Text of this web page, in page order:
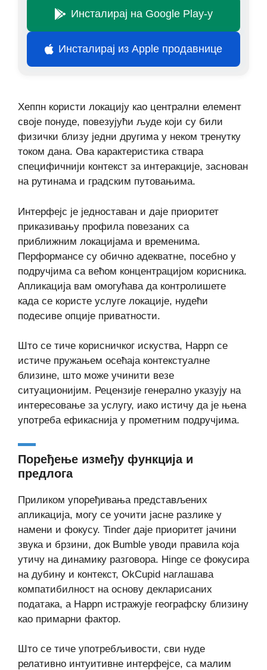
Инсталирај на Google Play-у
Инсталирај из Apple продавнице
Хеппн користи локацију као централни елемент
своје понуде, повезујући људе који су били
физички близу једни другима у неком тренутку
током дана. Ова карактеристика ствара
специфичнији контекст за интеракције, заснован
на рутинама и градским путовањима.
Интерфејс је једноставан и даје приоритет
приказивању профила повезаних са
приближним локацијама и временима.
Перформансе су обично адекватне, посебно у
подручјима са већом концентрацијом корисника.
Апликација вам омогућава да контролишете
када се користе услуге локације, нудећи
подесиве опције приватности.
Што се тиче корисничког искуства, Happn се
истиче пружањем осећаја контекстуалне
близине, што може учинити везе
ситуационијим. Рецензије генерално указују на
интересовање за услугу, иако истичу да је њена
употреба ефикаснија у прометним подручјима.
Поређење између функција и
предлога
Приликом упоређивања представљених
апликација, могу се уочити јасне разлике у
намени и фокусу. Tinder даје приоритет јачини
звука и брзини, док Bumble уводи правила која
утичу на динамику разговора. Hinge се фокусира
на дубину и контекст, OkCupid наглашава
компатибилност на основу декларисаних
података, а Happn истражује географску близину
као примарни фактор.
Што се тиче употребљивости, сви нуде
релативно интуитивне интерфејсе, са малим